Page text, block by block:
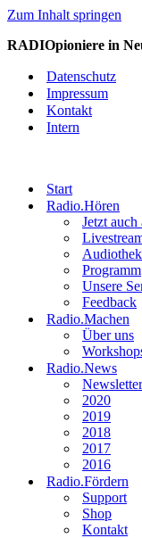
Zum Inhalt springen
RADIOpioniere in
Datenschutz
Impressum
Kontakt
Intern
Start
Radio.Hören
Jetzt
Audiothek
Programm
Unsere
Feedback
Radio.Machen
Über uns
Radio.News
Newsletter
2020
2019
2018
2017
2016
Radio.Fördern
Support
Shop
Kontakt